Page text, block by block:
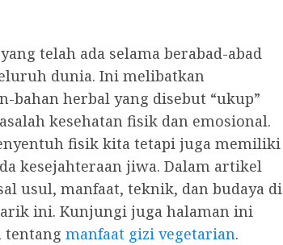
telah ada selama berabad-abad
dunia. Ini melibatkan
bahan herbal yang disebut “ukup”
kesehatan fisik dan emosional.
fisik kita tetapi juga memiliki
kesejahteraan jiwa. Dalam artikel
usul, manfaat, teknik, dan budaya di
ini. Kunjungi juga halaman ini
tentang manfaat gizi vegetarian.